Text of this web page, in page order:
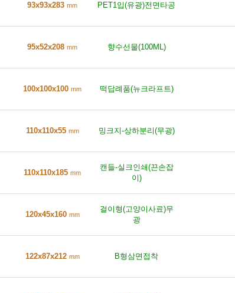
93x93x283 mm PET1입(유광)전면타공
95x52x208 mm 향수선물(100ML)
100x100x100 mm 떡답례품(뉴크라프트)
110x110x55 mm 밍크지-상하분리(무광)
110x110x185 mm
캔들-실크인쇄(끈손잡
이)
120x45x160 mm
걸이형(고양이사료)무
광
122x87x212 mm B형삼면접착